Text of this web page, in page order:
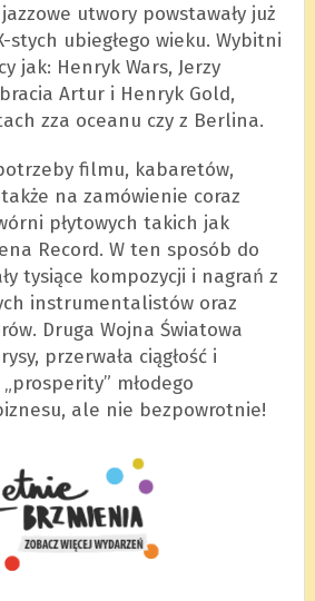
utwory powstawały już
stych ubiegłego wieku. Wybitni
jak: Henryk Wars, Jerzy
Artur i Henryk Gold,
zza oceanu czy z Berlina.
filmu, kabaretów,
na zamówienie coraz
płytowych takich jak
Record. W ten sposób do
tysiące kompozycji i nagrań z
instrumentalistów oraz
Druga Wojna Światowa
przerwała ciągłość i
młodego
ale nie bezpowrotnie!